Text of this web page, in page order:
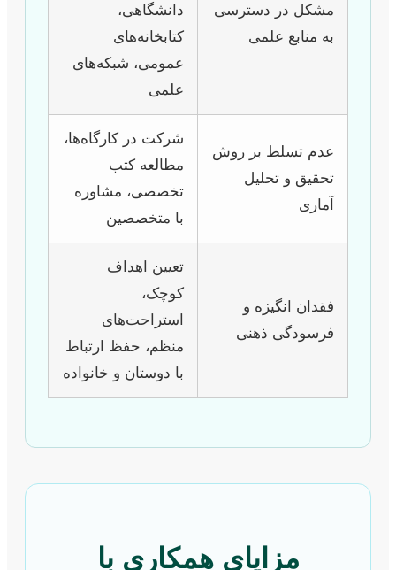
مشکل در دسترسی
به منابع علمی
دانشگاهی،
کتابخانه‌های
عمومی، شبکه‌های
علمی
عدم تسلط بر روش
تحقیق و تحلیل
آماری
شرکت در کارگاه‌ها،
مطالعه کتب
تخصصی، مشاوره
با متخصصین
فقدان انگیزه و
فرسودگی ذهنی
تعیین اهداف
کوچک،
استراحت‌های
منظم، حفظ ارتباط
با دوستان و خانواده
مزایای همکاری با